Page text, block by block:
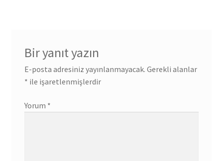
Bir yanıt yazın
E-posta adresiniz yayınlanmayacak. Gerekli alanlar
* ile işaretlenmişlerdir
Yorum *